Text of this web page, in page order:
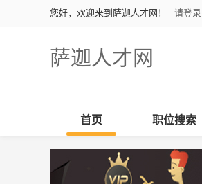
您好，欢迎来到萨迦人才网！ 请登录
萨迦人才网
首页 职位搜索